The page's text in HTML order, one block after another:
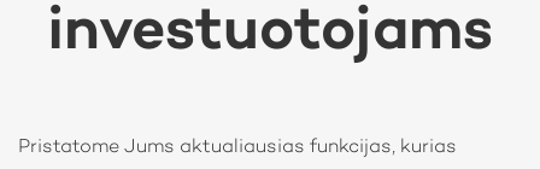
investuotojams
Pristatome Jums aktualiausias funkcijas, kurias